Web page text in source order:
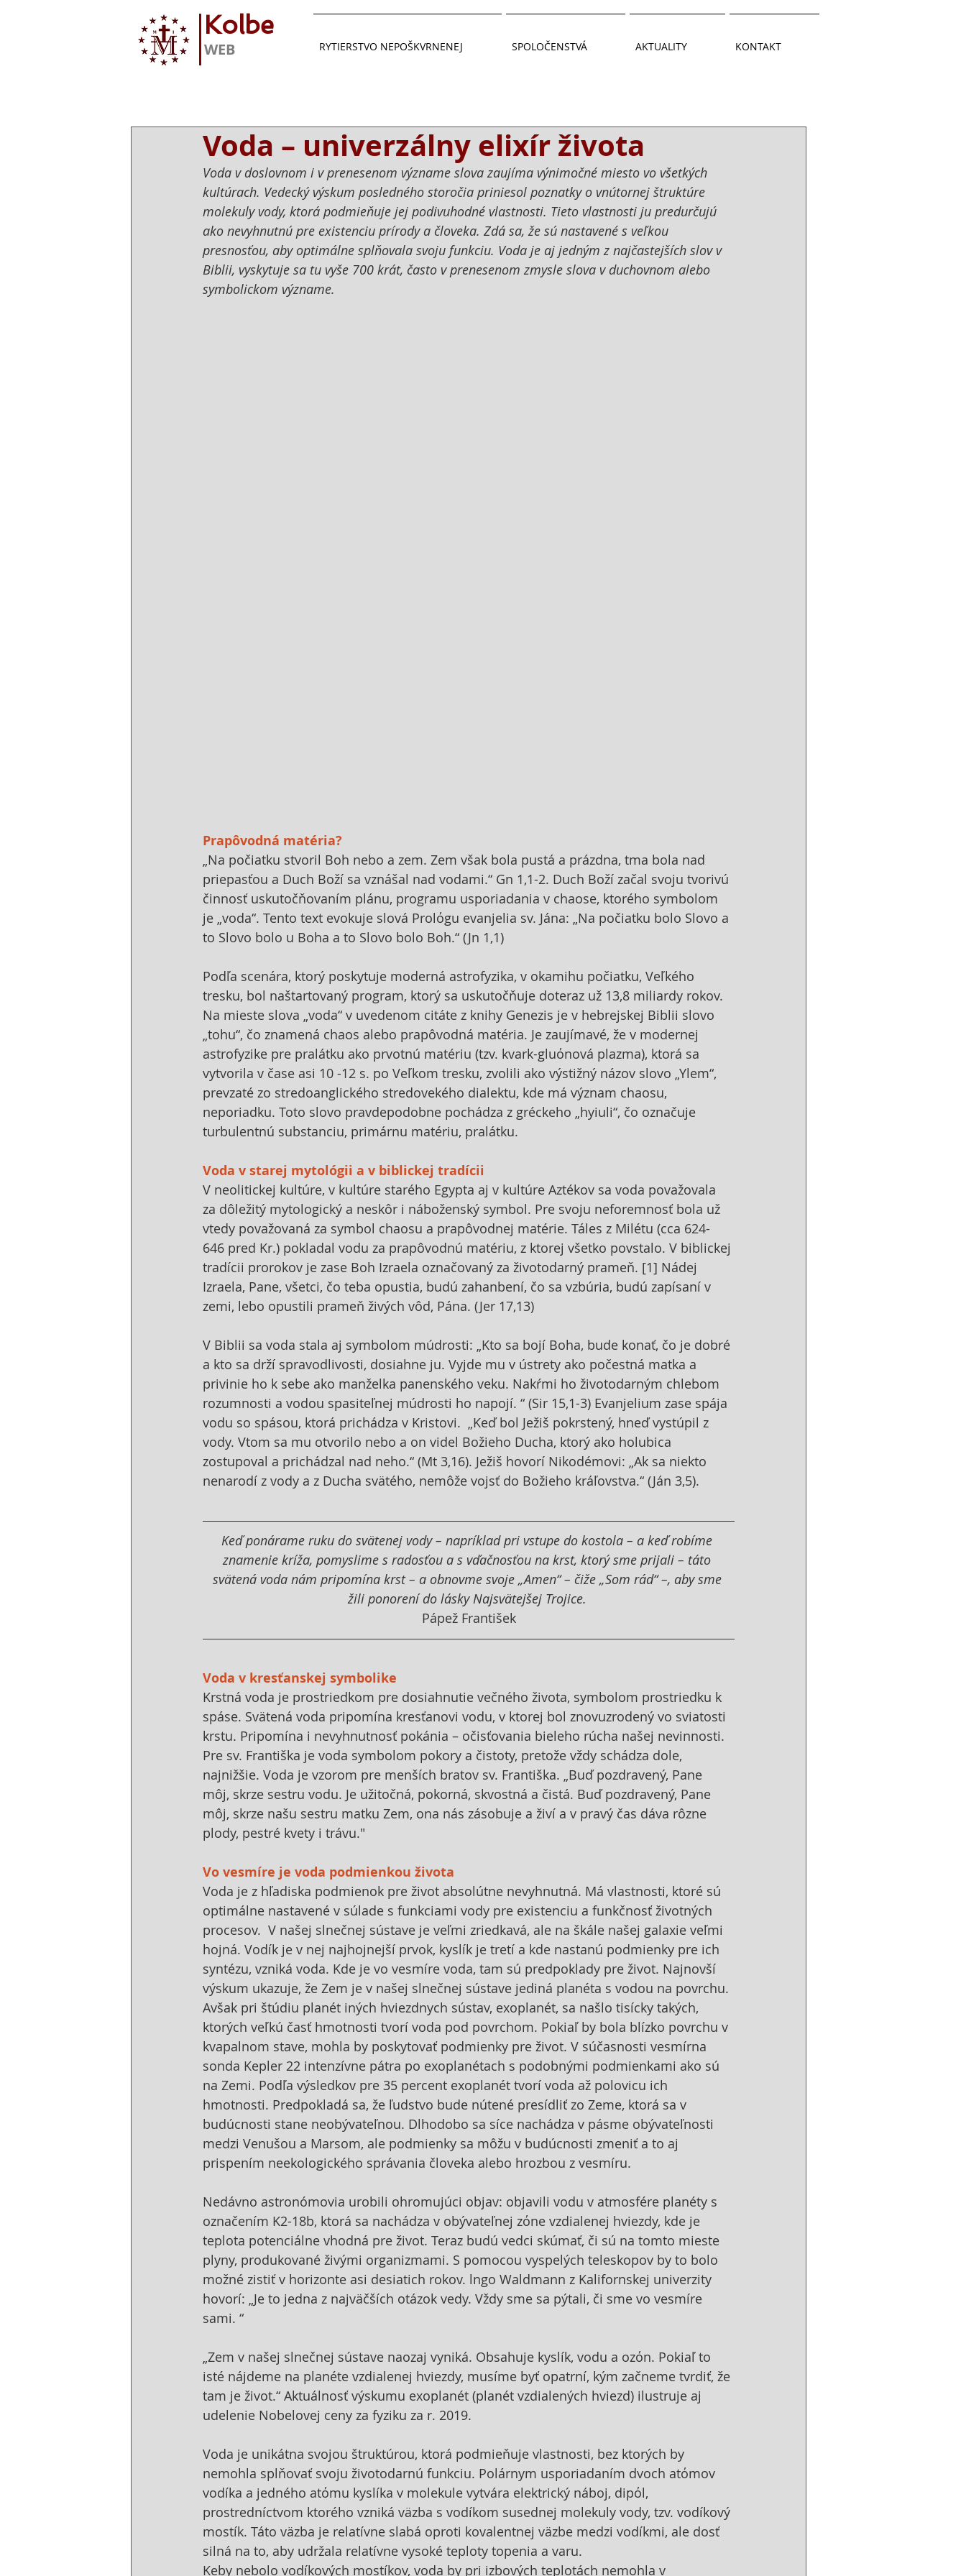
Kolbe
WEB RYTIERSTVO NEPOŠKVRNENEJ SPOLOČENSTVÁ AKTUALITY KONTAKT
Voda – univerzálny elixír života
Voda v doslovnom i v prenesenom význame slova zaujíma výnimočné miesto vo všetkých
kultúrach. Vedecký výskum posledného storočia priniesol poznatky o vnútornej štruktúre
molekuly vody, ktorá podmieňuje jej podivuhodné vlastnosti. Tieto vlastnosti ju predurčujú
ako nevyhnutnú pre existenciu prírody a človeka. Zdá sa, že sú nastavené s veľkou
presnosťou, aby optimálne splňovala svoju funkciu. Voda je aj jedným z najčastejších slov v
Biblii, vyskytuje sa tu vyše 700 krát, často v prenesenom zmysle slova v duchovnom alebo
symbolickom význame.
Prapôvodná matéria?
„Na počiatku stvoril Boh nebo a zem. Zem však bola pustá a prázdna, tma bola nad
priepasťou a Duch Boží sa vznášal nad vodami.“ Gn 1,1-2. Duch Boží začal svoju tvorivú
činnosť uskutočňovaním plánu, programu usporiadania v chaose, ktorého symbolom
je „voda“. Tento text evokuje slová Prolόgu evanjelia sv. Jána: „Na počiatku bolo Slovo a
to Slovo bolo u Boha a to Slovo bolo Boh.“ (Jn 1,1)
Podľa scenára, ktorý poskytuje moderná astrofyzika, v okamihu počiatku, Veľkého
tresku, bol naštartovaný program, ktorý sa uskutočňuje doteraz už 13,8 miliardy rokov.
Na mieste slova „voda“ v uvedenom citáte z knihy Genezis je v hebrejskej Biblii slovo
„tohu“, čo znamená chaos alebo prapôvodná matéria. Je zaujímavé, že v modernej
astrofyzike pre pralátku ako prvotnú matériu (tzv. kvark-gluόnová plazma), ktorá sa
vytvorila v čase asi 10 -12 s. po Veľkom tresku, zvolili ako výstižný názov slovo „Ylem“,
prevzaté zo stredoanglického stredovekého dialektu, kde má význam chaosu,
neporiadku. Toto slovo pravdepodobne pochádza z gréckeho „hyiuli“, čo označuje
turbulentnú substanciu, primárnu matériu, pralátku.
Voda v starej mytológii a v biblickej tradícii
V neolitickej kultúre, v kultúre starého Egypta aj v kultúre Aztékov sa voda považovala
za dôležitý mytologický a neskôr i náboženský symbol. Pre svoju neforemnosť bola už
vtedy považovaná za symbol chaosu a prapôvodnej matérie. Táles z Milétu (cca 624-
646 pred Kr.) pokladal vodu za prapôvodnú matériu, z ktorej všetko povstalo. V biblickej
tradícii prorokov je zase Boh Izraela označovaný za životodarný prameň. [1] Nádej
Izraela, Pane, všetci, čo teba opustia, budú zahanbení, čo sa vzbúria, budú zapísaní v
zemi, lebo opustili prameň živých vôd, Pána. (Jer 17,13)
V Biblii sa voda stala aj symbolom múdrosti: „Kto sa bojí Boha, bude konať, čo je dobré
a kto sa drží spravodlivosti, dosiahne ju. Vyjde mu v ústrety ako počestná matka a
privinie ho k sebe ako manželka panenského veku. Nakŕmi ho životodarným chlebom
rozumnosti a vodou spasiteľnej múdrosti ho napojí. “ (Sir 15,1-3) Evanjelium zase spája
vodu so spásou, ktorá prichádza v Kristovi.  „Keď bol Ježiš pokrstený, hneď vystúpil z
vody. Vtom sa mu otvorilo nebo a on videl Božieho Ducha, ktorý ako holubica
zostupoval a prichádzal nad neho.“ (Mt 3,16). Ježiš hovorí Nikodémovi: „Ak sa niekto
nenarodí z vody a z Ducha svätého, nemôže vojsť do Božieho kráľovstva.“ (Ján 3,5).
Keď ponárame ruku do svätenej vody – napríklad pri vstupe do kostola – a keď robíme
znamenie kríža, pomyslime s radosťou a s vďačnosťou na krst, ktorý sme prijali – táto
svätená voda nám pripomína krst – a obnovme svoje „Amen“ – čiže „Som rád“ –, aby sme
žili ponorení do lásky Najsvätejšej Trojice.
Pápež František
Voda v kresťanskej symbolike
Krstná voda je prostriedkom pre dosiahnutie večného života, symbolom prostriedku k
spáse. Svätená voda pripomína kresťanovi vodu, v ktorej bol znovuzrodený vo sviatosti
krstu. Pripomína i nevyhnutnosť pokánia – očisťovania bieleho rúcha našej nevinnosti.
Pre sv. Františka je voda symbolom pokory a čistoty, pretože vždy schádza dole,
najnižšie. Voda je vzorom pre menších bratov sv. Františka. „Buď pozdravený, Pane
môj, skrze sestru vodu. Je užitočná, pokorná, skvostná a čistá. Buď pozdravený, Pane
môj, skrze našu sestru matku Zem, ona nás zásobuje a živí a v pravý čas dáva rôzne
plody, pestré kvety i trávu."
Vo vesmíre je voda podmienkou života
Voda je z hľadiska podmienok pre život absolútne nevyhnutná. Má vlastnosti, ktoré sú
optimálne nastavené v súlade s funkciami vody pre existenciu a funkčnosť životných
procesov.  V našej slnečnej sústave je veľmi zriedkavá, ale na škále našej galaxie veľmi
hojná. Vodík je v nej najhojnejší prvok, kyslík je tretí a kde nastanú podmienky pre ich
syntézu, vzniká voda. Kde je vo vesmíre voda, tam sú predpoklady pre život. Najnovší
výskum ukazuje, že Zem je v našej slnečnej sústave jediná planéta s vodou na povrchu.
Avšak pri štúdiu planét iných hviezdnych sústav, exoplanét, sa našlo tisícky takých,
ktorých veľkú časť hmotnosti tvorí voda pod povrchom. Pokiaľ by bola blízko povrchu v
kvapalnom stave, mohla by poskytovať podmienky pre život. V súčasnosti vesmírna
sonda Kepler 22 intenzívne pátra po exoplanétach s podobnými podmienkami ako sú
na Zemi. Podľa výsledkov pre 35 percent exoplanét tvorí voda až polovicu ich
hmotnosti. Predpokladá sa, že ľudstvo bude nútené presídliť zo Zeme, ktorá sa v
budúcnosti stane neobývateľnou. Dlhodobo sa síce nachádza v pásme obývateľnosti
medzi Venušou a Marsom, ale podmienky sa môžu v budúcnosti zmeniť a to aj
prispením neekologického správania človeka alebo hrozbou z vesmíru.
Nedávno astronómovia urobili ohromujúci objav: objavili vodu v atmosfére planéty s
označením K2-18b, ktorá sa nachádza v obývateľnej zόne vzdialenej hviezdy, kde je
teplota potenciálne vhodná pre život. Teraz budú vedci skúmať, či sú na tomto mieste
plyny, produkované živými organizmami. S pomocou vyspelých teleskopov by to bolo
možné zistiť v horizonte asi desiatich rokov. lngo Waldmann z Kalifornskej univerzity
hovorí: „Je to jedna z najväčších otázok vedy. Vždy sme sa pýtali, či sme vo vesmíre
sami. “
„Zem v našej slnečnej sústave naozaj vyniká. Obsahuje kyslík, vodu a ozόn. Pokiaľ to
isté nájdeme na planéte vzdialenej hviezdy, musíme byť opatrní, kým začneme tvrdiť, že
tam je život.“ Aktuálnosť výskumu exoplanét (planét vzdialených hviezd) ilustruje aj
udelenie Nobelovej ceny za fyziku za r. 2019.
Voda je unikátna svojou štruktúrou, ktorá podmieňuje vlastnosti, bez ktorých by
nemohla splňovať svoju životodarnú funkciu. Polárnym usporiadaním dvoch atόmov
vodíka a jedného atόmu kyslíka v molekule vytvára elektrický náboj, dipόl,
prostredníctvom ktorého vzniká väzba s vodíkom susednej molekuly vody, tzv. vodíkový
mostík. Táto väzba je relatívne slabá oproti kovalentnej väzbe medzi vodíkmi, ale dosť
silná na to, aby udržala relatívne vysoké teploty topenia a varu.
Keby nebolo vodíkových mostíkov, voda by pri izbových teplotách nemohla v